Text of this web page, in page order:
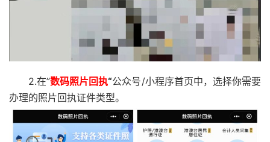
2.在”数码照片回执“公众号/小程序首页中，选择你需要
办理的照片回执证件类型。